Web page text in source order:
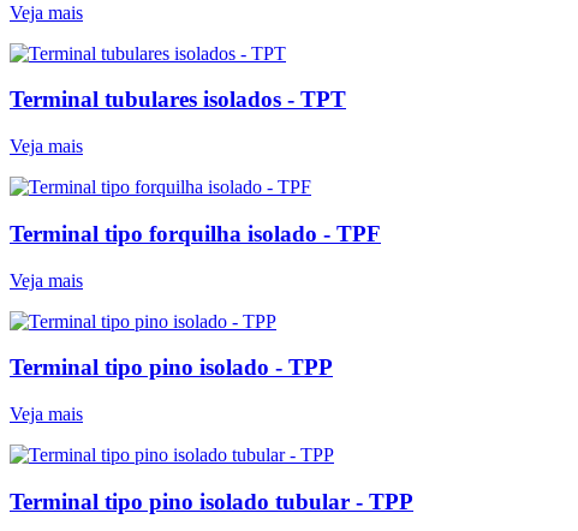
Veja mais
Terminal tubulares isolados - TPT
Veja mais
Terminal tipo forquilha isolado - TPF
Veja mais
Terminal tipo pino isolado - TPP
Veja mais
Terminal tipo pino isolado tubular - TPP